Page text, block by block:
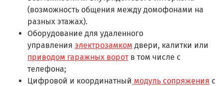
(возможность общения между домофонами на
разных этажах).
Оборудование для удаленного
управления электрозамком двери, калитки или
приводом гаражных воротв том числе с
телефона;
Цифровой и координатный модуль сопряжения с